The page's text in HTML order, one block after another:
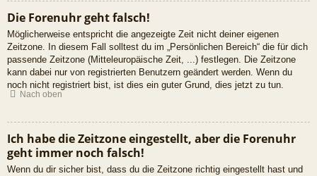
Die Forenuhr geht falsch!
Möglicherweise entspricht die angezeigte Zeit nicht deiner eigenen
Zeitzone. In diesem Fall solltest du im „Persönlichen Bereich“ die für dich
passende Zeitzone (Mitteleuropäische Zeit, ...) festlegen. Die Zeitzone
kann dabei nur von registrierten Benutzern geändert werden. Wenn du
noch nicht registriert bist, ist dies ein guter Grund, dies jetzt zu tun.
Nach oben
Ich habe die Zeitzone eingestellt, aber die Forenuhr
geht immer noch falsch!
Wenn du dir sicher bist, dass du die Zeitzone richtig eingestellt hast und